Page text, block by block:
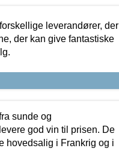
leverandører, der
der kan give fantastiske
sunde og
god vin til prisen. De
hovedsalig i Frankrig og i